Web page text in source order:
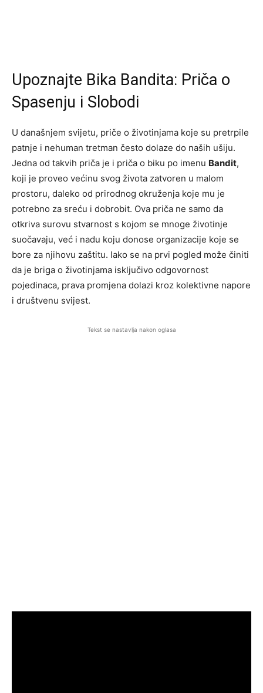
Upoznajte Bika Bandita: Priča o
Spasenju i Slobodi
U današnjem svijetu, priče o životinjama koje su pretrpile
patnje i nehuman tretman često dolaze do naših ušiju.
Jedna od takvih priča je i priča o biku po imenu Bandit,
koji je proveo većinu svog života zatvoren u malom
prostoru, daleko od prirodnog okruženja koje mu je
potrebno za sreću i dobrobit. Ova priča ne samo da
otkriva surovu stvarnost s kojom se mnoge životinje
suočavaju, već i nadu koju donose organizacije koje se
bore za njihovu zaštitu. Iako se na prvi pogled može činiti
da je briga o životinjama isključivo odgovornost
pojedinaca, prava promjena dolazi kroz kolektivne napore
i društvenu svijest.
Tekst se nastavlja nakon oglasa